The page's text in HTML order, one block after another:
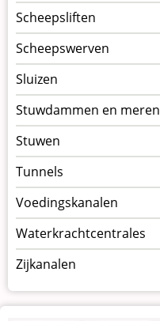
Scheepsliften
Scheepswerven
Sluizen
Stuwdammen en meren
Stuwen
Tunnels
Voedingskanalen
Waterkrachtcentrales
Zijkanalen